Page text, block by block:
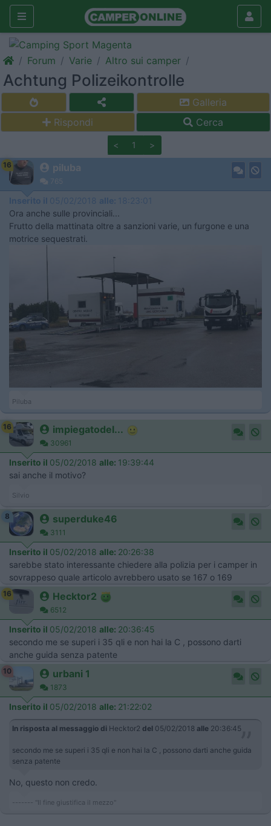
Forum Varie Altro sui camper
Achtung Polizeikontrolle
Galleria
Rispondi
Cerca
< 1 >
16 piluba
765
Inserito il 05/02/2018 alle: 18:23:01
Ora anche sulle provinciali...
Frutto della mattinata oltre a sanzioni varie, un furgone e una
motrice sequestrati.
Piluba
16 impiegatodel...
30961
Inserito il 05/02/2018 alle: 19:39:44
sai anche il motivo?
Silvio
8 superduke46
3111
Inserito il 05/02/2018 alle: 20:26:38
sarebbe stato interessante chiedere alla polizia per i camper in
sovrappeso quale articolo avrebbero usato se 167 o 169
16 Hecktor2
6512
Inserito il 05/02/2018 alle: 20:36:45
secondo me se superi i 35 qli e non hai la C , possono darti
anche guida senza patente
10 urbani 1
1873
Inserito il 05/02/2018 alle: 21:22:02
In risposta al messaggio di Hecktor2 del 05/02/2018 alle 20:36:45
secondo me se superi i 35 qli e non hai la C , possono darti anche guida
senza patente
No, questo non credo.
------- "Il fine giustifica il mezzo"